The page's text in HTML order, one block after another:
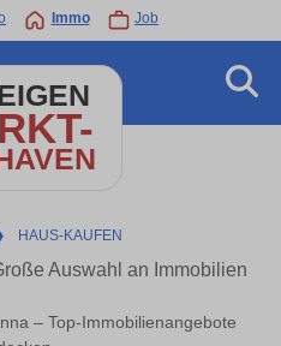
Immo Job
HAUS-KAUFEN
Auswahl an Immobilien
– Top-Immobilienangebote